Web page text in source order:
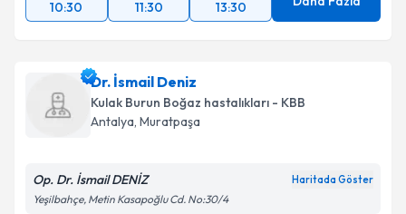
10:30 11:30 13:30
Dr. İsmail Deniz
Kulak Burun Boğaz hastalıkları - KBB
Antalya, Muratpaşa
Op. Dr. İsmail DENİZ Haritada Göster
Yeşilbahçe, Metin Kasapoğlu Cd. No:30/4